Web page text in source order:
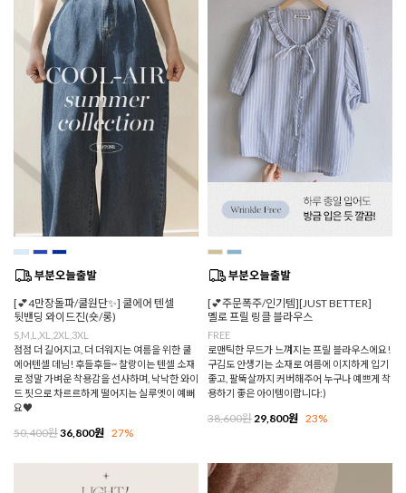
[💕4만장돌파/쿨원단✨] 쿨에어 텐셀
뒷밴딩 와이드진(숏/롱)
S,M,L,XL,2XL,3XL
점점 더 길어지고, 더 더워지는 여름을 위한 쿨
에어텐셀 데님! 후들후들~ 찰랑이는 텐셀 소재
로 정말 가벼운 착용감을 선사하며, 낙낙한 와이
드 핏으로 차르르하게 떨어지는 실루엣이 예뻐
요♥
50,400원36,800원 27%
[💕주문폭주/인기템][JUST BETTER]
멜로 프릴 링클 블라우스
FREE
로맨틱한 무드가 느껴지는 프릴 블라우스에요!
구김도 안생기는 소재로 여름에 이지하게 입기
좋고, 팔뚝살까지 커버해주어 누구나 예쁘게 착
용하기 좋은 아이템이랍니다:)
38,600원 29,800원 23%